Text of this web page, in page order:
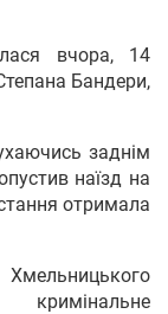
вчора, 14
Бандери,
заднім
наїзд на
отримала
кримінальне